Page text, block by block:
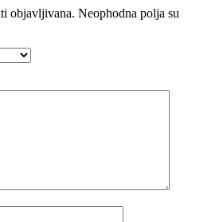
objavljivana. Neophodna polja su